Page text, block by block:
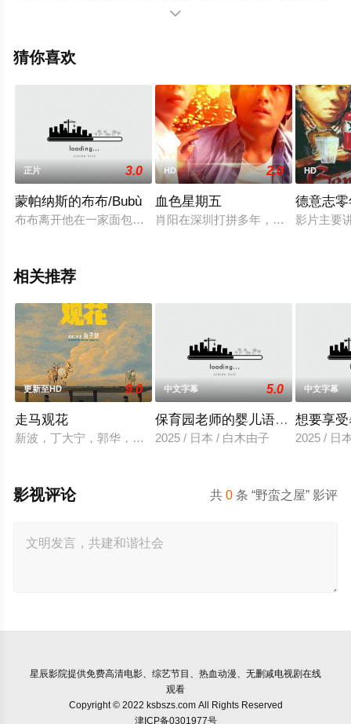
演绎的英国电影，手机免费观看高清未删减完整版电影大
视猫或剧情网等平台了解。

猜你喜欢
正片 3.0
蒙帕纳斯的布布/Bubù
布布离开他在一家面包店工作，迫使他的女朋友去卖y-，并从
HD 2.0
血色星期五
肖阳在深圳打拼多年，和发小陈俊宇
HD
德意志
影片主要
相关推荐
更新至HD 9.0
走马观花
新波，丁大宁，郭华，程一木他们毕业于同一所大学。他们和
中文字幕 5.0
保育园老师的婴儿语让人超兴奋
2025 / 日本 / 白木由子
中文字幕
想要享
2025 / 日
共0 条 “野蛮之屋” 影评
影视评论
星辰影院提供免费高清电影、综艺节目、热血动漫、无删减电视剧在线
观看
Copyright © 2022 ksbszs.com All Rights Reserved
津ICP备0301977号